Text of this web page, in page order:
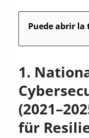
Puede abrir la
1.
für